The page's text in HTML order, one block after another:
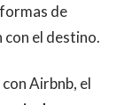
de
con el destino.
Airbnb, el